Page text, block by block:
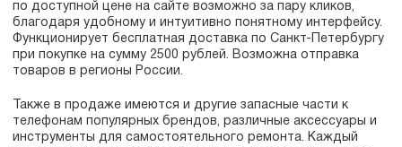
по доступной цене на сайте возможно за пару кликов,
благодаря удобному и интуитивно понятному интерфейсу.
Функционирует бесплатная доставка по Санкт-Петербургу
при покупке на сумму 2500 рублей. Возможна отправка
товаров в регионы России.
Также в продаже имеются и другие запасные части к
телефонам популярных брендов, различные аксессуары и
инструменты для самостоятельного ремонта. Каждый